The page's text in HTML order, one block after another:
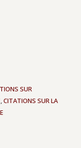
SUR
,CITATIONS SUR LA